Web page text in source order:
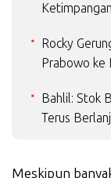
Rocky
Prabowo ke
Bahlil: Stok
Terus
Meskipun